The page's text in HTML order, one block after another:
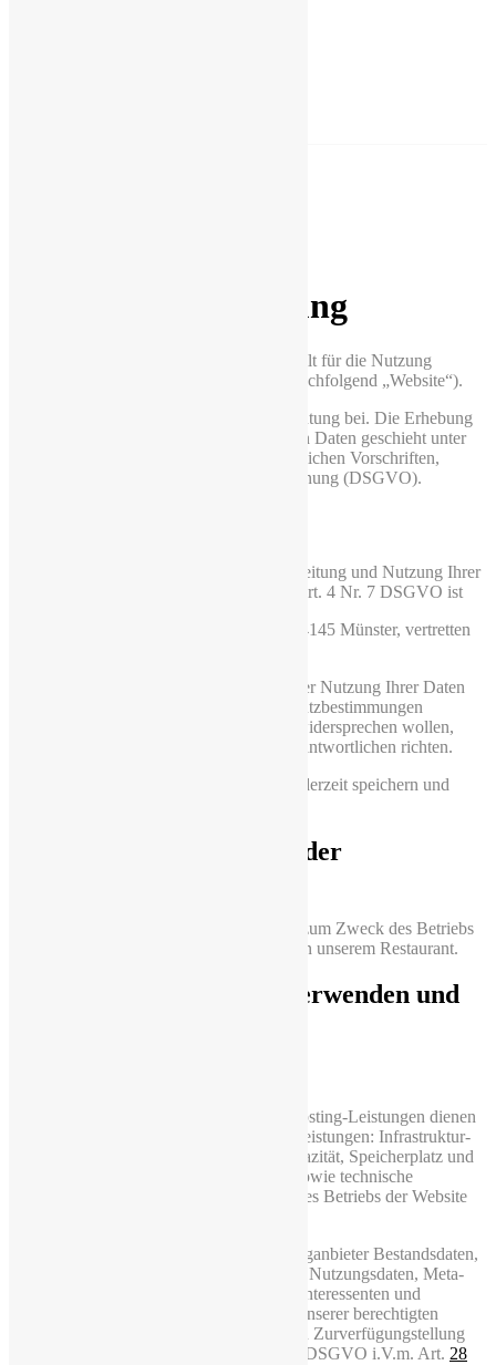
Datenschutzerklärung
Die nachfolgende Datenschutzerklärung gilt für die Nutzung
unseres Online-Angebots Lescedres.de (nachfolgend „Website“).
Wir messen dem Datenschutz große Bedeutung bei. Die Erhebung
und Verarbeitung Ihrer personenbezogenen Daten geschieht unter
Beachtung der geltenden datenschutzrechtlichen Vorschriften,
insbesondere der Datenschutzgrundverordnung (DSGVO).
Verantwortlicher für die Erhebung, Verarbeitung und Nutzung Ihrer
personenbezogenen Daten im Sinne von Art. 4 Nr. 7 DSGVO ist
Les Cedres UG, Warendorferstraße 161 14145 Münster, vertretten
Sofern Sie der Erhebung, Verarbeitung oder Nutzung Ihrer Daten
durch uns nach Maßgabe dieser Datenschutzbestimmungen
insgesamt oder für einzelne Maßnahmen widersprechen wollen,
können Sie Ihren Widerspruch an den Verantwortlichen richten.
Sie können diese Datenschutzerklärung jederzeit speichern und
2 Allgemeine Zwecke der
Wir verwenden personenbezogene Daten zum Zweck des Betriebs
der Website und zur Terminvereinbarung in unserem Restaurant.
3 Welche Daten wir verwenden und
Die von uns in Anspruch genommenen Hosting-Leistungen dienen
der Zurverfügungstellung der folgenden Leistungen: Infrastruktur-
und Plattformdienstleistungen, Rechenkapazität, Speicherplatz und
Datenbankdienste, Sicherheitsleistungen sowie technische
Wartungsleistungen, die wir zum Zweck des Betriebs der Website
Hierbei verarbeiten wir, bzw. unser Hostinganbieter Bestandsdaten,
Kontaktdaten, Inhaltsdaten, Vertragsdaten, Nutzungsdaten, Meta-
und Kommunikationsdaten von Kunden, Interessenten und
Besuchern dieser Website auf Grundlage unserer berechtigten
Interessen an einer effizienten und sicheren Zurverfügungstellung
Abs. 1 S. 1 f) DSGVO i.V.m. Art. 28